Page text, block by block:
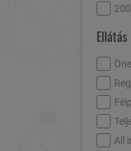
Ellátás
All